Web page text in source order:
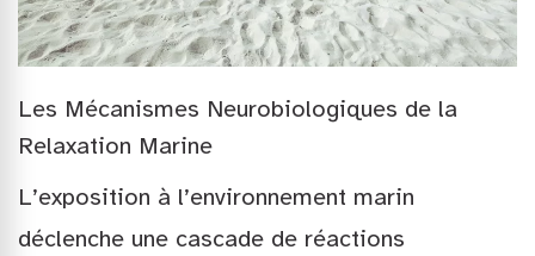
Les Mécanismes Neurobiologiques de la
Relaxation Marine
L’exposition à l’environnement marin
déclenche une cascade de réactions